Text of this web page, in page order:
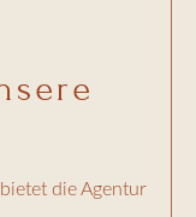
die Agentur